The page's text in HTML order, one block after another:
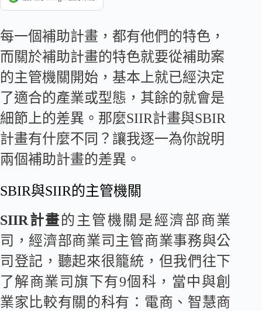
每一個補助計畫，都有他們的特色，
而關於補助計畫的特色就要從補助案
的主管機關開始，基本上就已經決定
了適合的產業或型態，其餘的就會是
細節上的差異。那麼SIIR計畫與SBIR
計畫有什麼不同？讓我逐一為你說明
兩個補助計畫的差異。
SBIR與SIIR的主管機關
SIIR計畫的主管機關是經濟部商業
司，經濟部商業司主管商業事務與公
司登記，聽起來很籠統，但我們往下
了解商業司旗下有9個科，當中與創
業家比較有關的科有：電商、智慧商